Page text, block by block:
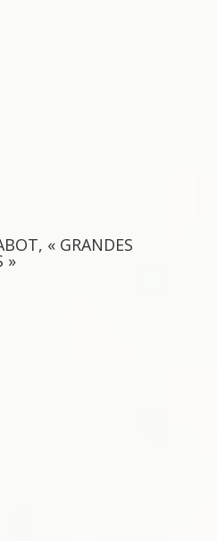
« GRANDES
»